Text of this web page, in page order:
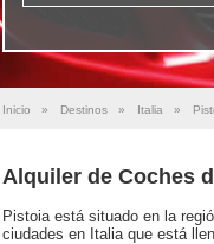
Inicio » Destinos » Italia »
Alquiler de Coches
Pistoia está situado en la
ciudades en Italia que está